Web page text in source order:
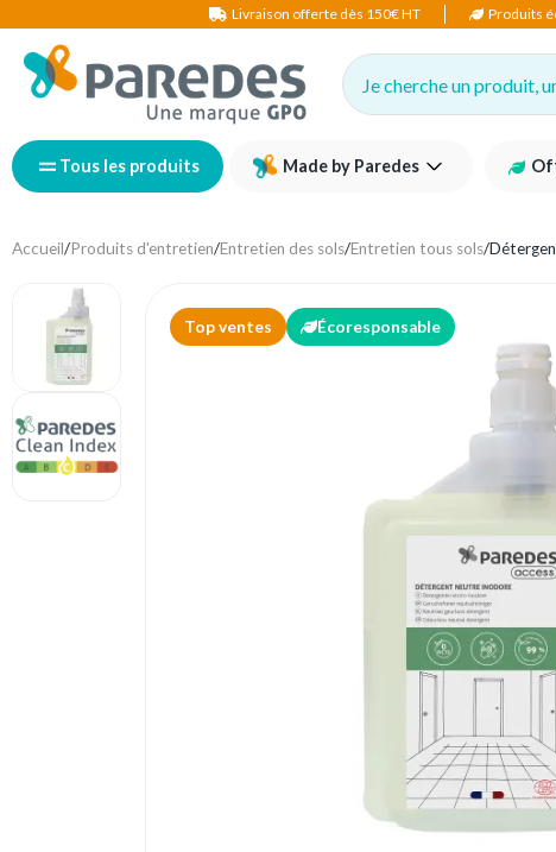
Livraison offerte dès 150€ HT Produits
Je cherche un produit,
Tous les produits Made by Paredes
Accueil/Produits d'entretien/Entretien des sols/Entretien tous sols/
Top ventes Écoresponsable